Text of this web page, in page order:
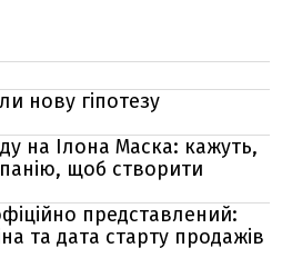
нову гіпотезу
на Ілона Маска: кажуть,
щоб створити
представлений:
та дата старту продажів